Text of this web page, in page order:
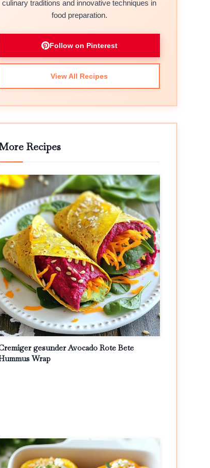
culinary traditions and innovative techniques in
food preparation.
Follow on Pinterest
View All Recipes
Recipes
gesunder Avocado Rote Bete
Wrap